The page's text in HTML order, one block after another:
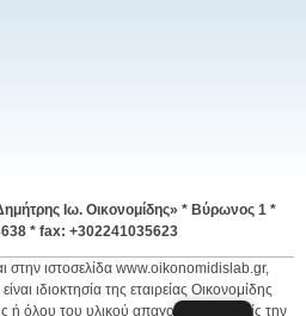
Ιω. Οικονομίδης» * Βύρωνος 1 *
* fax: +302241035623
στην ιστοσελίδα www.oikonomidislab.gr,
ιδιοκτησία της εταιρείας Οικονομίδης
όλου του υλικού απαγορεύεται χωρίς την